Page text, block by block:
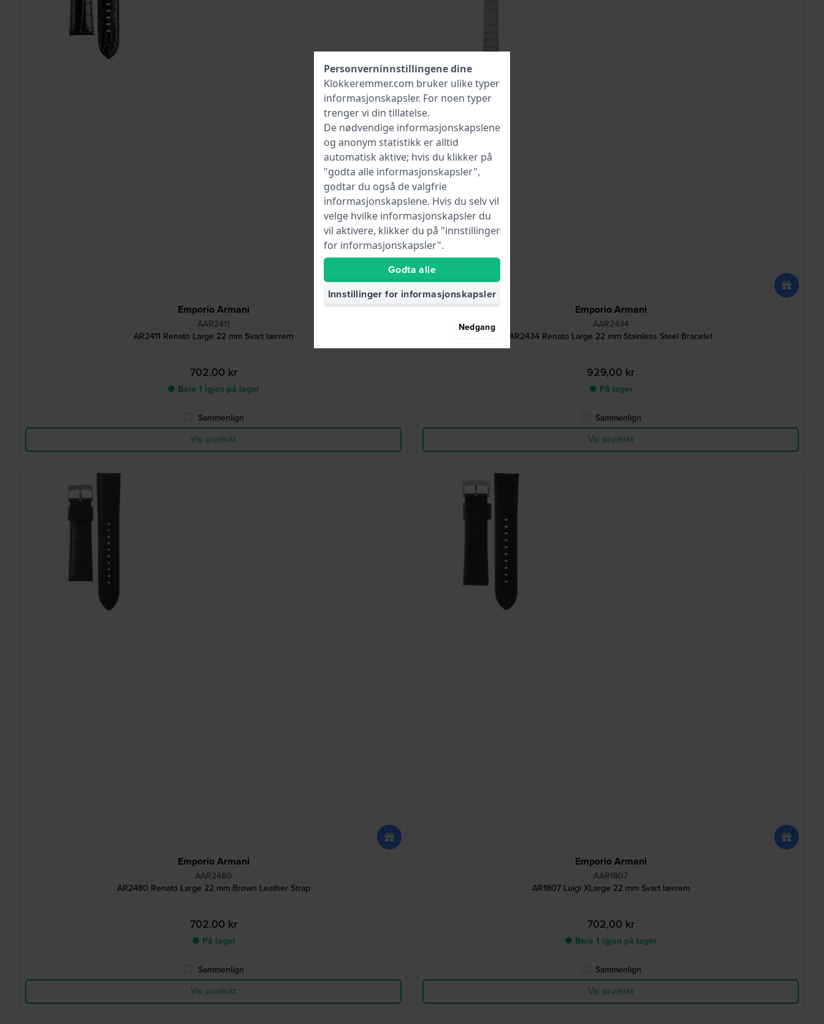
Emporio Armani
AAR2411
AR2411 Renato Large 22 mm Svart lærrem
702,00 kr
● Bare 1 igjen på lager
Sammenlign
Vis produkt
Emporio Armani
AAR2434
AR2434 Renato Large 22 mm Stainless Steel Bracelet
929,00 kr
● På lager
Sammenlign
Vis produkt
Emporio Armani
AAR2480
AR2480 Renato Large 22 mm Brown Leather Strap
702,00 kr
● På lager
Sammenlign
Vis produkt
Emporio Armani
AAR1807
AR1807 Luigi XLarge 22 mm Svart lærrem
702,00 kr
● Bare 1 igjen på lager
Sammenlign
Vis produkt
Personverninnstillingene dine
Klokkeremmer.com bruker ulike typer
informasjonskapsler. For noen typer
trenger vi din tillatelse.
De nødvendige informasjonskapslene
og anonym statistikk er alltid
automatisk aktive; hvis du klikker på
"godta alle informasjonskapsler",
godtar du også de valgfrie
informasjonskapslene. Hvis du selv vil
velge hvilke informasjonskapsler du
vil aktivere, klikker du på "innstillinger
for informasjonskapsler".
Godta alle
Innstillinger for informasjonskapsler
Nedgang